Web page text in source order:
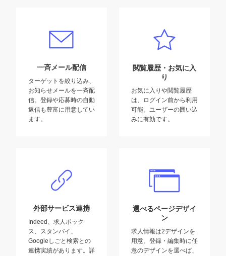
一斉メール配信
ターゲットを絞り込み、
お知らせメールを一斉配
信。登録や応募時の自動
返信も豊富に用意してい
ます。
閲覧履歴・お気に入
り
お気に入りや閲覧履歴
は、ログイン前から利用
可能。ユーザーの囲い込
みに有効です。
外部サービス連携
Indeed、求人ボック
ス、スタンバイ、
Googleしごと検索との
連携実績があります。詳
選べるページデザイ
ン
求人情報は2デザインを
用意。登録・編集時に任
意のデザインを選べば、